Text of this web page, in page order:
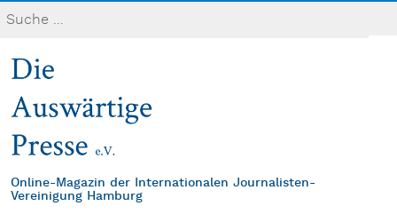
Online-Magazin der Internationalen Journalisten-
Vereinigung Hamburg